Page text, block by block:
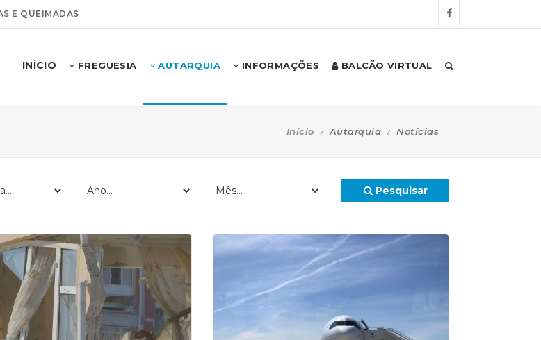
E QUEIMADAS
INÍCIO FREGUESIA AUTARQUIA INFORMAÇÕES BALCÃO VIRTUAL
Início Autarquia Notícias
Pesquisar